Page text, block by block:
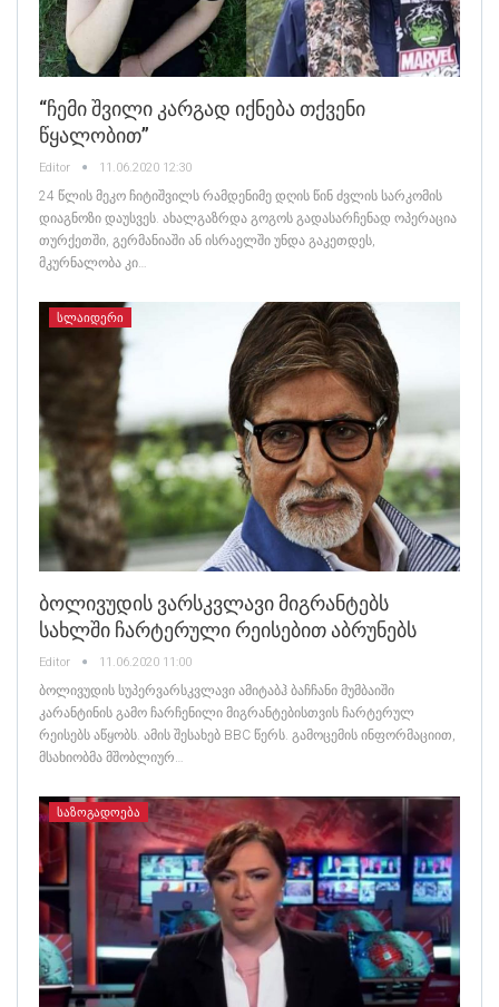
“ჩემი Შვილი Კარგად Იქნება Თქვენი
Წყალობით”
Editor 11.06.2020 12:30
24 წლის მეკო ჩიტიშვილს რამდენიმე დღის წინ ძვლის სარკომის
დიაგნოზი დაუსვეს. ახალგაზრდა გოგოს გადასარჩენად ოპერაცია
თურქეთში, გერმანიაში ან ისრაელში უნდა გაკეთდეს,
მკურნალობა კი…
ᲡᲚᲐᲘᲓᲔᲠᲘ
Ბოლივუდის Ვარსკვლავი Მიგრანტებს
Სახლში Ჩარტერული Რეისებით Აბრუნებს
Editor 11.06.2020 11:00
ბოლივუდის სუპერვარსკვლავი ამიტაბჰ ბაჩჩანი მუმბაიში
კარანტინის გამო ჩარჩენილი მიგრანტებისთვის ჩარტერულ
რეისებს აწყობს. ამის შესახებ BBC წერს. გამოცემის ინფორმაციით,
მსახიობმა მშობლიურ…
ᲡᲐᲖᲝᲒᲐᲓᲝᲔᲑᲐ